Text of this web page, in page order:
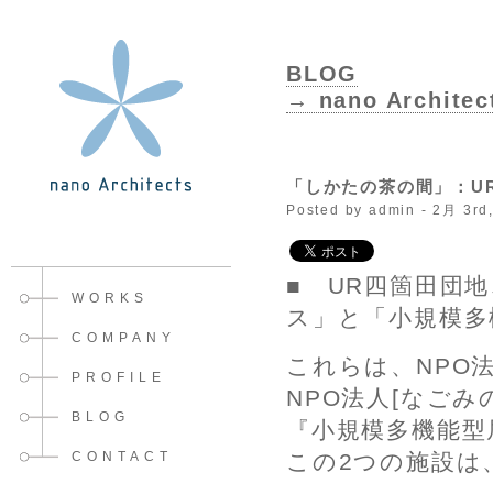
WORKS
COMPANY
PROFILE
BLOG
CONTACT
BLOG
→ nano
「しかたの茶の間」：
Posted by admin - 2月
■ UR四箇田団地
ス」と「小規模
これらは、NPO
NPO法人[なごみ
『小規模多機能
この2つの施設は